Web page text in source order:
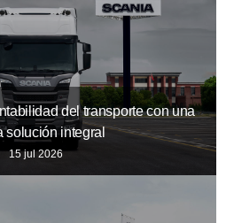
del transporte con una
solución integral
15 jul 2026